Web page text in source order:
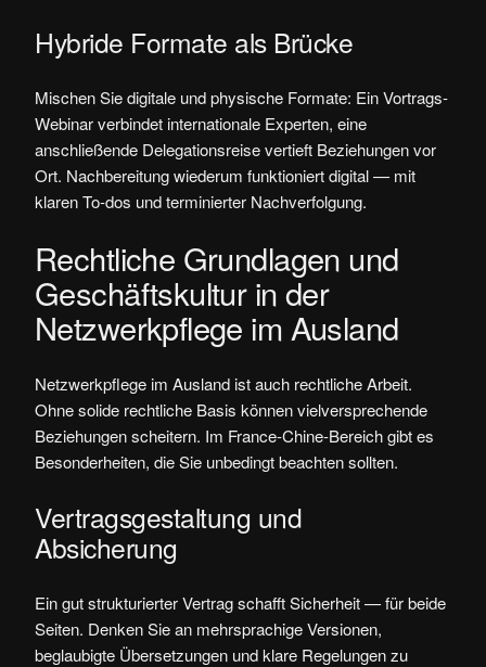
Hybride Formate als Brücke
Mischen Sie digitale und physische Formate: Ein Vortrags-
Webinar verbindet internationale Experten, eine
anschließende Delegationsreise vertieft Beziehungen vor
Ort. Nachbereitung wiederum funktioniert digital — mit
klaren To‑dos und terminierter Nachverfolgung.
Rechtliche Grundlagen und
Geschäftskultur in der
Netzwerkpflege im Ausland
Netzwerkpflege im Ausland ist auch rechtliche Arbeit.
Ohne solide rechtliche Basis können vielversprechende
Beziehungen scheitern. Im France-Chine-Bereich gibt es
Besonderheiten, die Sie unbedingt beachten sollten.
Vertragsgestaltung und
Absicherung
Ein gut strukturierter Vertrag schafft Sicherheit — für beide
Seiten. Denken Sie an mehrsprachige Versionen,
beglaubigte Übersetzungen und klare Regelungen zu